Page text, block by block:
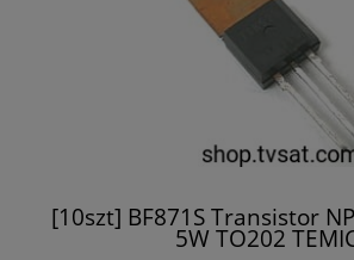
[10szt] BF871S Transistor
5W TO202